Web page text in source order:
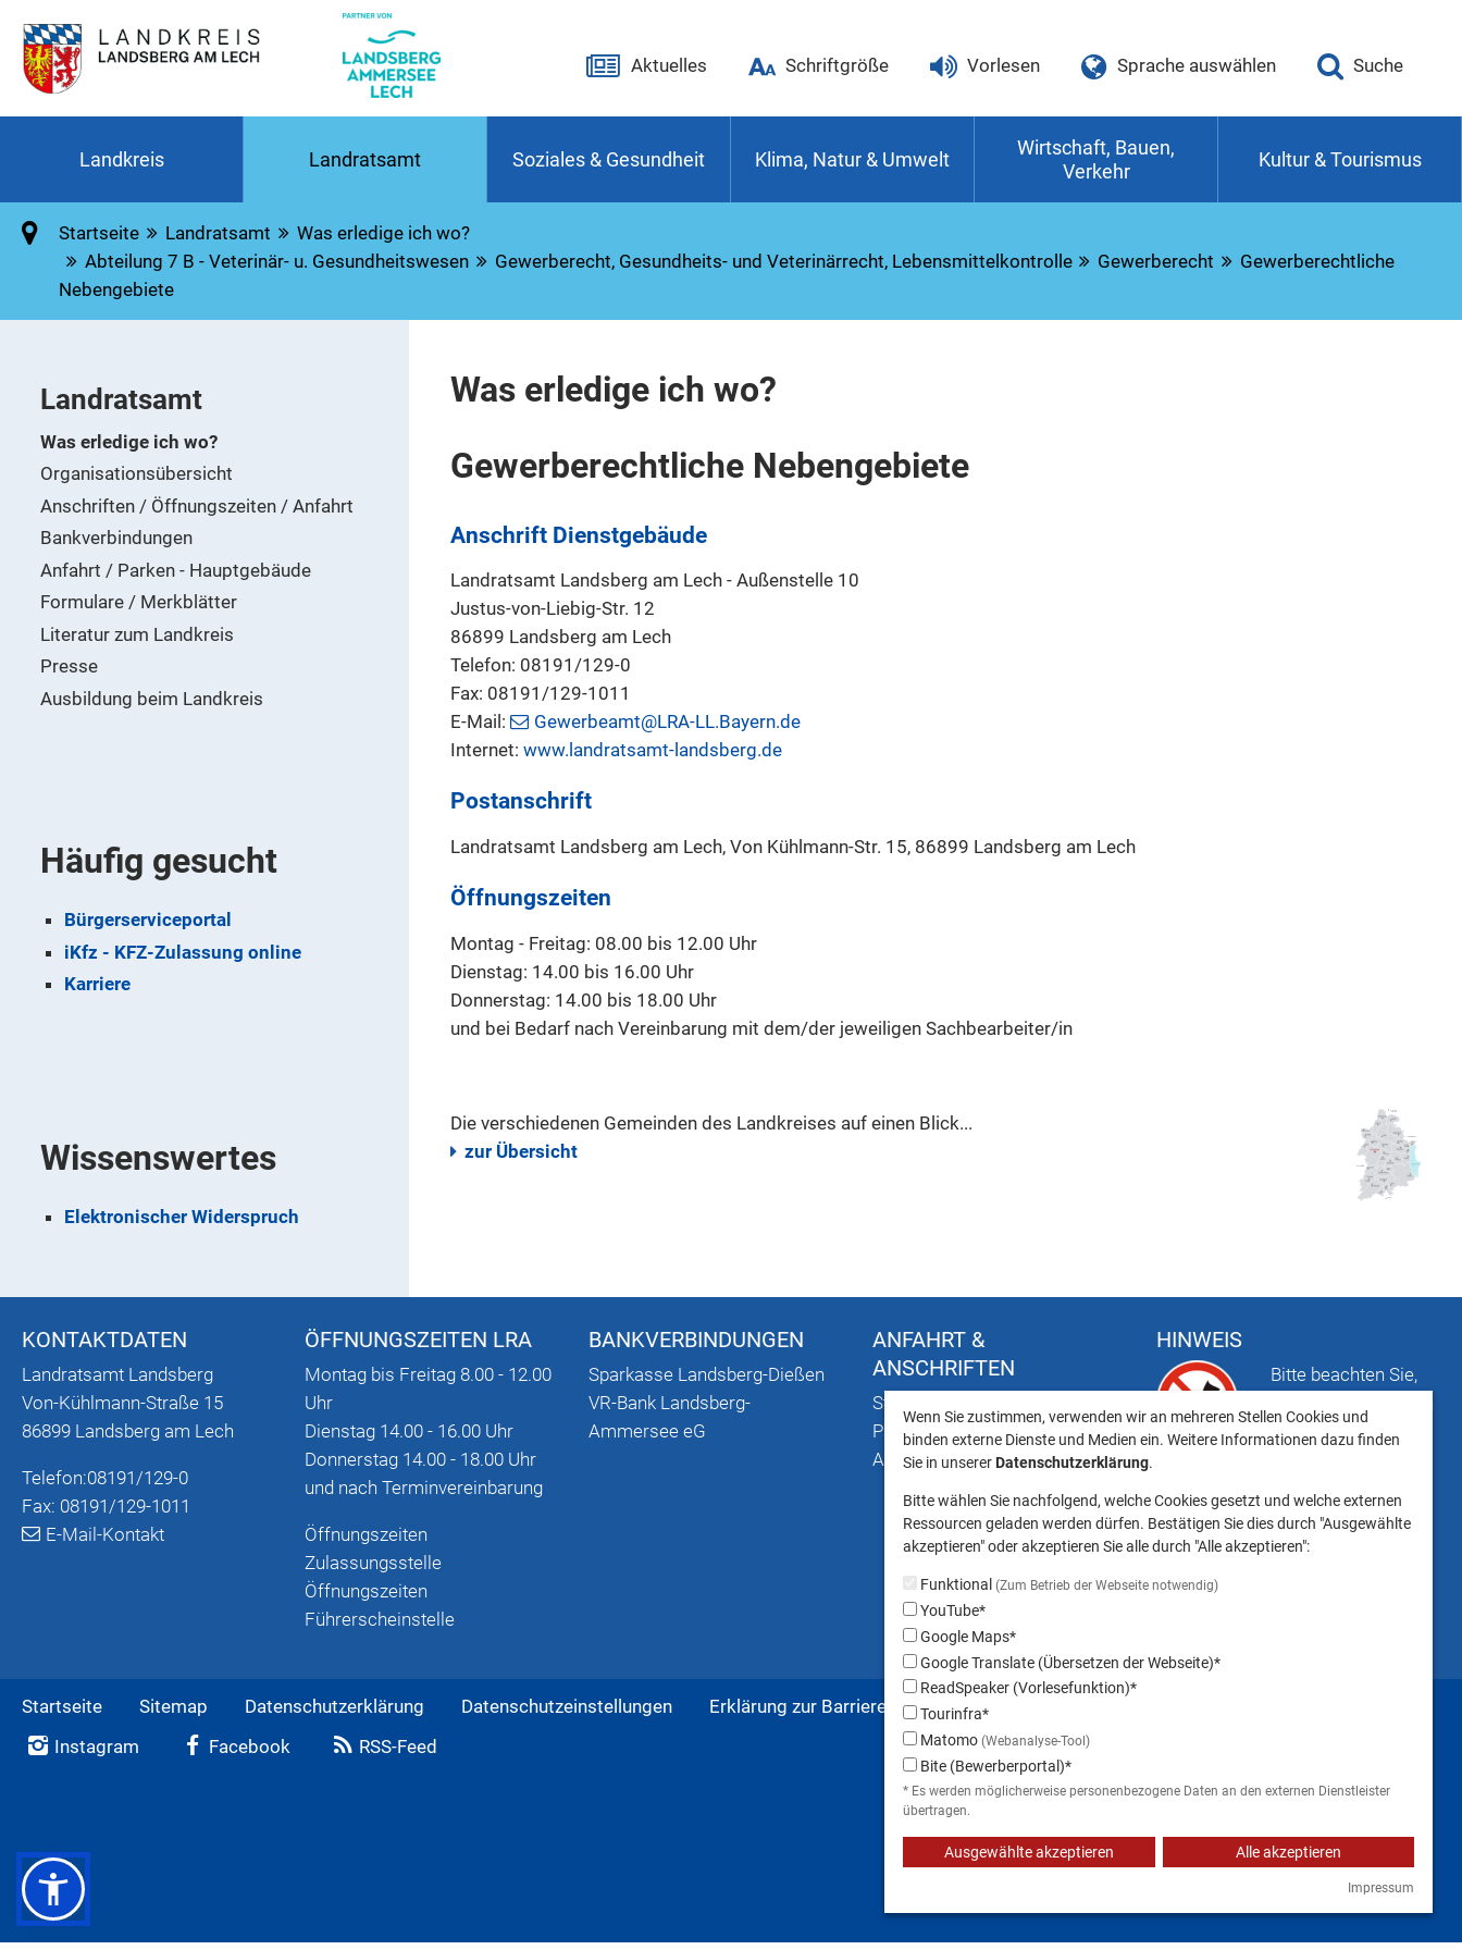
Aktuelles Schriftgröße Vorlesen Sprache auswählen Suche
Landkreis Landratsamt Soziales & Gesundheit Klima, Natur & Umwelt
Wirtschaft, Bauen,
Verkehr
Kultur & Tourismus
Startseite Landratsamt
Was erledige ich wo?
Abteilung 7 B - Veterinär- u. Gesundheitswesen
Gewerberecht, Gesundheits- und Veterinärrecht, Lebensmittelkontrolle Gewerberecht
Gewerberechtliche
Nebengebiete
Was erledige ich wo?
Gewerberechtliche Nebengebiete
Anschrift Dienstgebäude
Landratsamt Landsberg am Lech - Außenstelle 10
Justus-von-Liebig-Str. 12
86899 Landsberg am Lech
Telefon: 08191/129-0
Fax: 08191/129-1011
E-Mail:
Gewerbeamt@LRA-LL.Bayern.de
Internet: www.landratsamt-landsberg.de
Postanschrift
Landratsamt Landsberg am Lech, Von Kühlmann-Str. 15, 86899 Landsberg am Lech
Öffnungszeiten
Montag - Freitag: 08.00 bis 12.00 Uhr
Dienstag: 14.00 bis 16.00 Uhr
Donnerstag: 14.00 bis 18.00 Uhr
und bei Bedarf nach Vereinbarung mit dem/der jeweiligen Sachbearbeiter/in
Die verschiedenen Gemeinden des Landkreises auf einen Blick...
zur Übersicht
Landratsamt
Was erledige ich wo?
Organisationsübersicht
Anschriften / Öffnungszeiten / Anfahrt
Bankverbindungen
Anfahrt / Parken - Hauptgebäude
Formulare / Merkblätter
Literatur zum Landkreis
Presse
Ausbildung beim Landkreis
Häufig gesucht
Bürgerserviceportal
iKfz - KFZ-Zulassung online
Karriere
Wissenswertes
Elektronischer Widerspruch
KONTAKTDATEN
Landratsamt Landsberg
Von-Kühlmann-Straße 15
86899 Landsberg am Lech
Telefon:08191/129-0
Fax: 08191/129-1011
E-Mail-Kontakt
ÖFFNUNGSZEITEN LRA
Montag bis Freitag 8.00 - 12.00
Uhr
Dienstag 14.00 - 16.00 Uhr
Donnerstag 14.00 - 18.00 Uhr
und nach Terminvereinbarung
Öffnungszeiten
Zulassungsstelle
Öffnungszeiten
Führerscheinstelle
BANKVERBINDUNGEN
Sparkasse Landsberg-Dießen
VR-Bank Landsberg-
Ammersee eG
ANFAHRT &
ANSCHRIFTEN
Stadtplan mit
Parkmöglichkeiten
Anschriften
HINWEIS
Bitte beachten Sie,
von Tieren ins
gestattet ist.
Startseite Sitemap Datenschutzerklärung Datenschutzeinstellungen Erklärung zur Barrierefreiheit
Impressum
Instagram
Facebook RSS-Feed
Wenn Sie zustimmen, verwenden wir an mehreren Stellen Cookies und
binden externe Dienste und Medien ein. Weitere Informationen dazu finden
Sie in unserer Datenschutzerklärung.
Bitte wählen Sie nachfolgend, welche Cookies gesetzt und welche externen
Ressourcen geladen werden dürfen. Bestätigen Sie dies durch "Ausgewählte
akzeptieren" oder akzeptieren Sie alle durch "Alle akzeptieren":
Funktional (Zum Betrieb der Webseite notwendig)
YouTube*
Google Maps*
Google Translate (Übersetzen der Webseite)*
ReadSpeaker (Vorlesefunktion)*
Tourinfra*
Matomo (Webanalyse-Tool)
Bite (Bewerberportal)*
* Es werden möglicherweise personenbezogene Daten an den externen Dienstleister
übertragen.
Ausgewählte akzeptieren Alle akzeptieren
Impressum